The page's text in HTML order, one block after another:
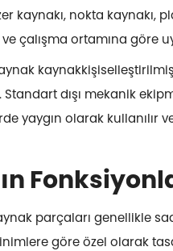
kaynakı, nokta
çalışma ortamına göre
kaynak
dışı mekanik
yaygın olarak kullanılır
parçaları genellikle
göre özel olarak